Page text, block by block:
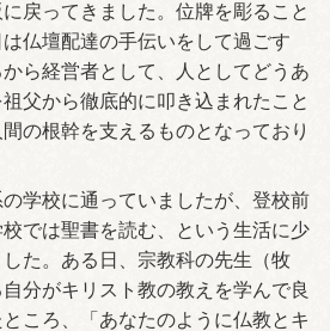
戻ってきました。位牌を彫ること
仏壇配達の手伝いをして過ごす
ら経営者として、人としてどうあ
父から徹底的に叩き込まれたこと
の根幹を支えるものとなっており
学校に通っていましたが、登校前
では聖書を読む、という生活に少
た。ある日、宗教科の先生（牧
分がキリスト教の教えを学んで良
ころ、「あなたのように仏教とキ